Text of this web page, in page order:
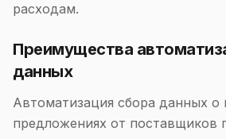
расходам.
Преимущества
данных
Автоматизация сбора данных о
предложениях от поставщиков